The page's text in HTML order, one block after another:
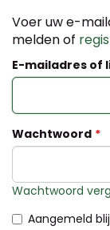
Voer uw e-
melden of
E-mailadres of
Wachtwoord
Wachtwoord
Aangemeld